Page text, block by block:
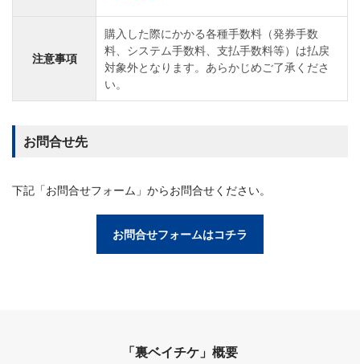
注意事項
購入した際にかかる各種手数料（発券手数
料、システム手数料、支払手数料等）は払戻
対象外となります。あらかじめご了承くださ
い。
お問合せ先
下記「お問合せフォーム」からお問合せください。
お問合せフォームはコチラ
「裏ベイチケ」概要